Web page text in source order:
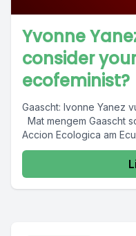
Yvonne
consider
ecofeminist?
Gaascht: Ivonne Yanez
Mat mengem Gaascht
Accion Ecologica am